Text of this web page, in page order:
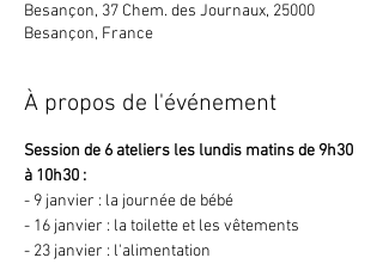
Besançon, 37 Chem. des Journaux, 25000
Besançon, France
À propos de l'événement
Session de 6 ateliers les lundis matins de 9h30
à 10h30 :
- 9 janvier : la journée de bébé
- 16 janvier : la toilette et les vêtements
- 23 janvier : l'alimentation